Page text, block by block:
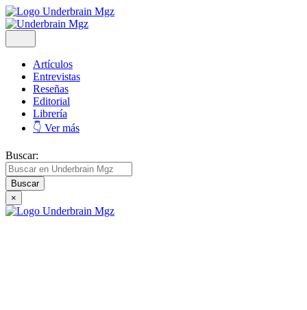
Artículos
Entrevistas
Reseñas
Editorial
Librería
👇 Ver más
Buscar:
×